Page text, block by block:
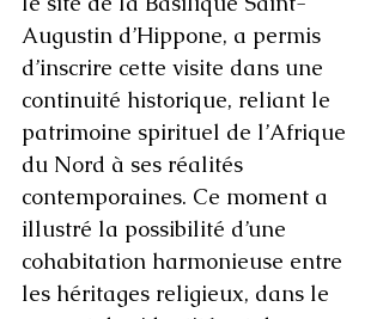
Augustin d’Hippone, a permis
d’inscrire cette visite dans une
continuité historique, reliant le
patrimoine spirituel de l’Afrique
du Nord à ses réalités
contemporaines. Ce moment a
illustré la possibilité d’une
cohabitation harmonieuse entre
les héritages religieux, dans le